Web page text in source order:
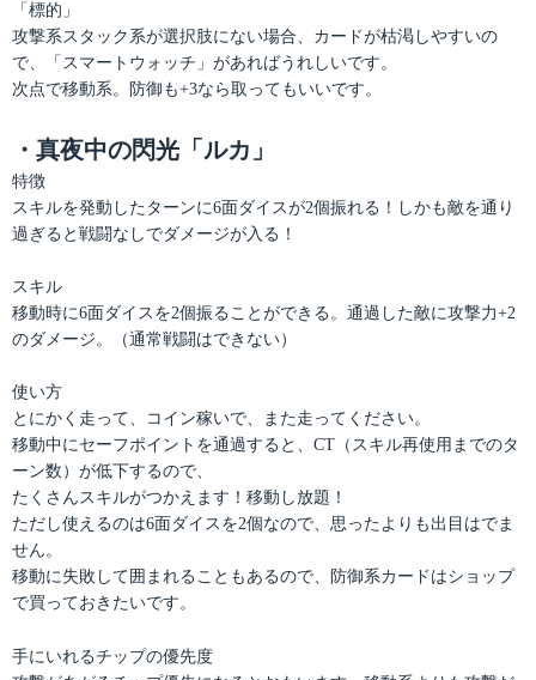
「標的」
攻撃系スタック系が選択肢にない場合、カードが枯渇しやすいの
で、「スマートウォッチ」があればうれしいです。
次点で移動系。防御も+3なら取ってもいいです。
・真夜中の閃光「ルカ」
特徴
スキルを発動したターンに6面ダイスが2個振れる！しかも敵を通り
過ぎると戦闘なしでダメージが入る！
スキル
移動時に6面ダイスを2個振ることができる。通過した敵に攻撃力+2
のダメージ。（通常戦闘はできない）
使い方
とにかく走って、コイン稼いで、また走ってください。
移動中にセーフポイントを通過すると、CT（スキル再使用までのタ
ーン数）が低下するので、
たくさんスキルがつかえます！移動し放題！
ただし使えるのは6面ダイスを2個なので、思ったよりも出目はでま
せん。
移動に失敗して囲まれることもあるので、防御系カードはショップ
で買っておきたいです。
手にいれるチップの優先度